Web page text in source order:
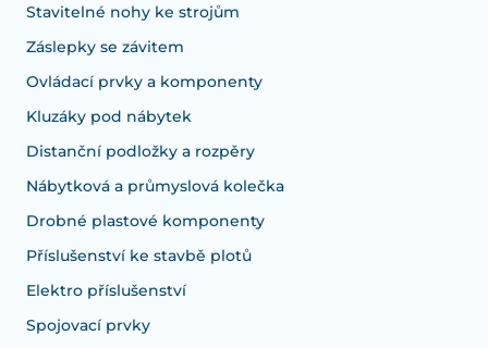
Stavitelné nohy ke strojům
Záslepky se závitem
Ovládací prvky a komponenty
Kluzáky pod nábytek
Distanční podložky a rozpěry
Nábytková a průmyslová kolečka
Drobné plastové komponenty
Příslušenství ke stavbě plotů
Elektro příslušenství
Spojovací prvky